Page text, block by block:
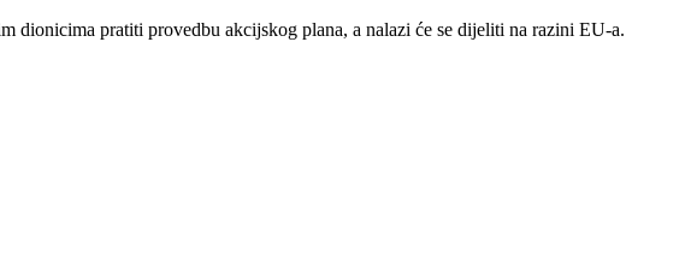
dionicima pratiti provedbu akcijskog plana, a nalazi će se dijeliti na razini EU-a.